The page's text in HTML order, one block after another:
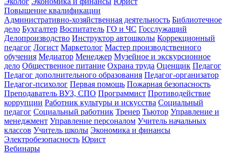
Повышение квалификации
Административно-хозяйственная деятельность Библиотечное
дело Бухгалтер Воспитатель ГО и ЧС Госслужащий
Делопроизводство Инструктор автошколы Коррекционный
педагог Логист Маркетолог Мастер производственного
обучения Медиатор Менеджер Музейное и экскурсионное
дело Общественное питание Охрана труда Оценщик Педагог
Педагог дополнительного образования Педагог-организатор
Педагог-психолог Первая помощь Пожарная безопасность
Преподаватель ВУЗ, СПО Программист Противодействие
коррупции Работник культуры и искусства Социальный
педагог Социальный работник Тренер Тьютор Управление и
менеджмент Управление персоналом Учитель начальных
классов Учитель школы Экономика и финансы
Электробезопасность Юрист
Вебинары